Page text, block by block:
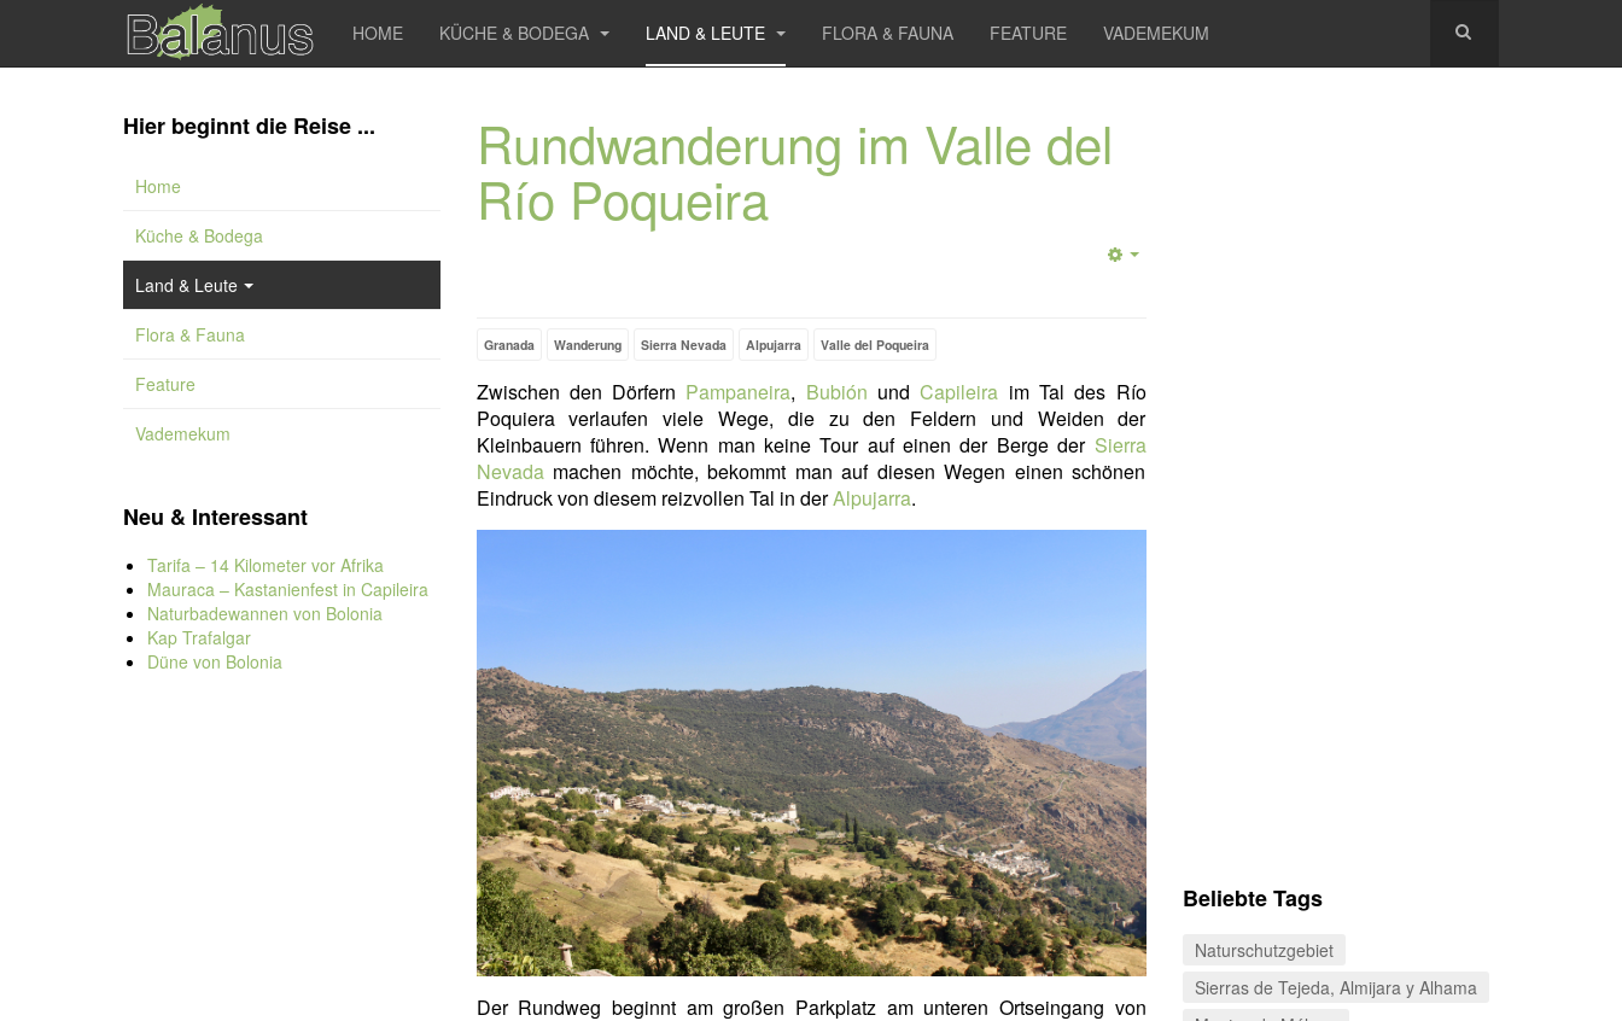
HOME KÜCHE & BODEGA LAND & LEUTE FLORA & FAUNA FEATURE VADEMEKUM
Rundwanderung im Valle del
Río Poqueira
Granada Wanderung Sierra Nevada Alpujarra Valle del Poqueira
Zwischen den Dörfern Pampaneira, Bubión undCapileira im Tal des Río
Poquiera verlaufen viele Wege, die zu den Feldern und Weiden der
Kleinbauern führen. Wenn man keine Tour auf einen der Berge der Sierra
Nevadamachen möchte, bekommt man auf diesen Wegen einen schönen
Eindruck von diesem reizvollen Tal in derAlpujarra.
Der Rundweg beginnt am großen Parkplatz am unteren Ortseingang von
Hier beginnt die Reise ...
Home
Küche & Bodega
Land & Leute
Flora & Fauna
Feature
Vademekum
Neu & Interessant
Tarifa – 14 Kilometer vor Afrika
Mauraca – Kastanienfest in Capileira
Naturbadewannen von Bolonia
Kap Trafalgar
Düne von Bolonia
Beliebte Tags
Naturschutzgebiet
Sierras de Tejeda, Almijara y Alhama